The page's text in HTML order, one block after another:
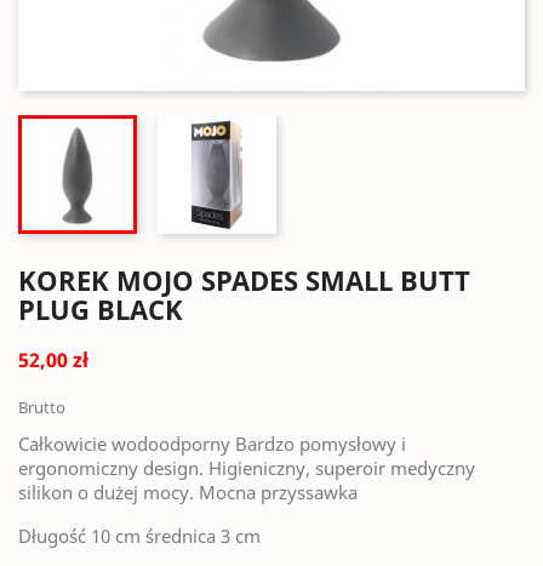
KOREK MOJO SPADES SMALL BUTT
PLUG BLACK
52,00 zł
Brutto
Całkowicie wodoodporny Bardzo pomysłowy i
ergonomiczny design. Higieniczny, superoir medyczny
silikon o dużej mocy. Mocna przyssawka
Długość 10 cm średnica 3 cm